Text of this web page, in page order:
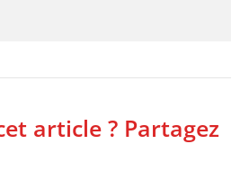
article ? Partagez